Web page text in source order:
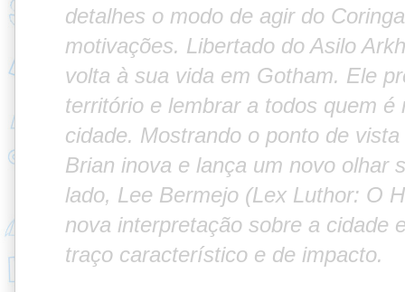
detalhes o modo de agir do
motivações. Libertado do Asilo
volta à sua vida em Gotham. Ele
território e lembrar a todos quem é
cidade. Mostrando o ponto de
Brian inova e lança um novo olhar
lado, Lee Bermejo (Lex Luthor: O
nova interpretação sobre a cidade
traço característico e de impacto.